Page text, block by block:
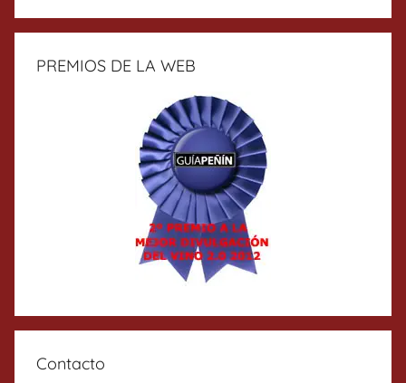
PREMIOS DE LA WEB
Contacto